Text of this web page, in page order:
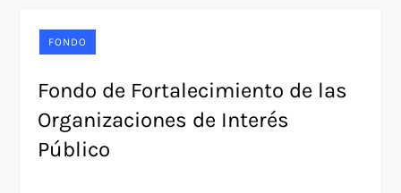
FONDO
Fondo de Fortalecimiento de las
Organizaciones de Interés
Público